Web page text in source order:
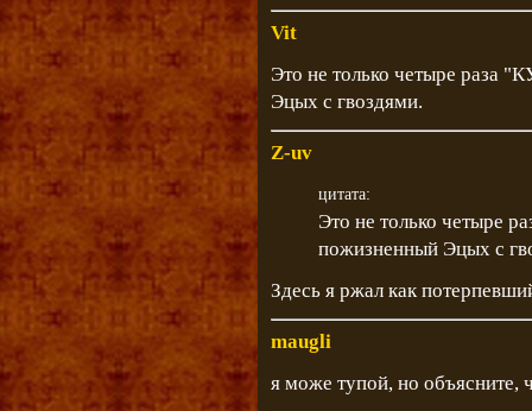
Vit
Это не только четыре раза
Эцых с гвоздями.
Z-uv
цитата:
Это не только четыре
пожизненный Эцых с
Здесь я ржал как
maugli
я може тупой, но объясните,